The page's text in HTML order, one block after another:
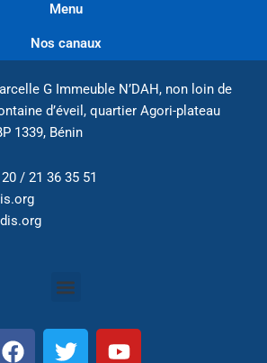
Menu
Nos canaux
G Immeuble N’DAH, non loin de
d’éveil, quartier Agori-plateau
1339, Bénin
/ 21 36 35 51
Menu
F
T
Y